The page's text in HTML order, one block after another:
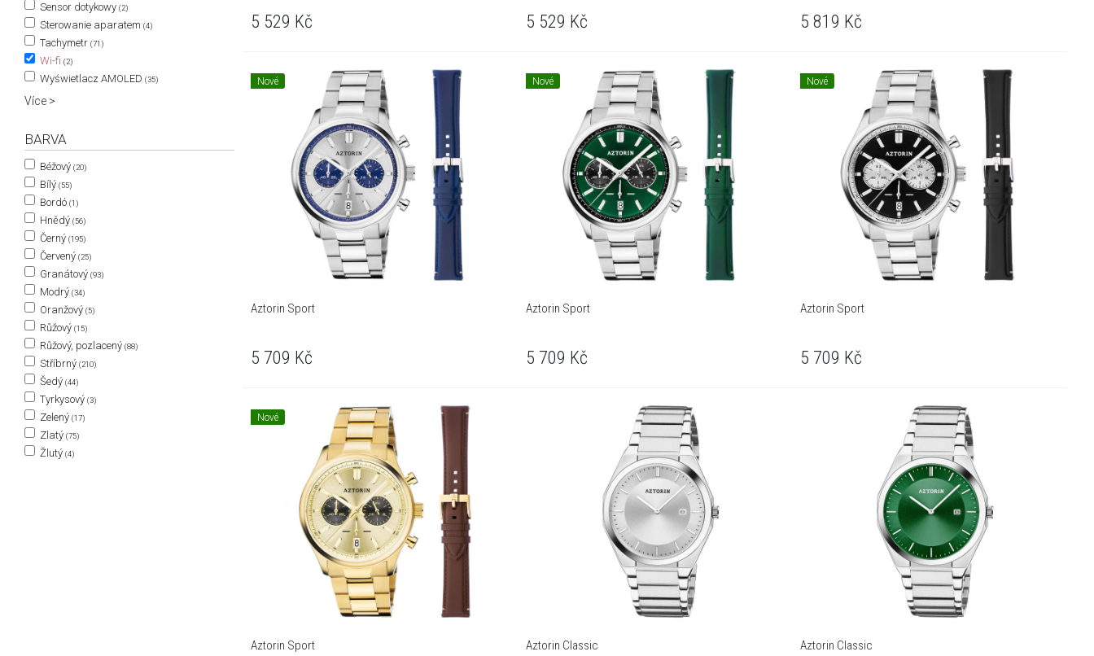
Sensor dotykowy (2)
Sterowanie aparatem (4)
Tachymetr (71)
Wi-fi (2)
Wyświetlacz AMOLED (35)
Více >
BARVA
Béžový (20)
Bílý (55)
Bordó (1)
Hnědý (56)
Černý (195)
Červený (25)
Granátový (93)
Modrý (34)
Oranžový (5)
Růžový (15)
Růžový, pozlacený (88)
Stříbrný (210)
Šedý (44)
Tyrkysový (3)
Zelený (17)
Zlatý (75)
Žlutý (4)
5 529 Kč 5 529 Kč 5 819 Kč
Nové
Aztorin Sport
5 709 Kč
Nové
Aztorin Sport
5 709 Kč
Nové
Aztorin Sport
5 709 Kč
Nové
Aztorin Sport Aztorin Classic Aztorin Classic